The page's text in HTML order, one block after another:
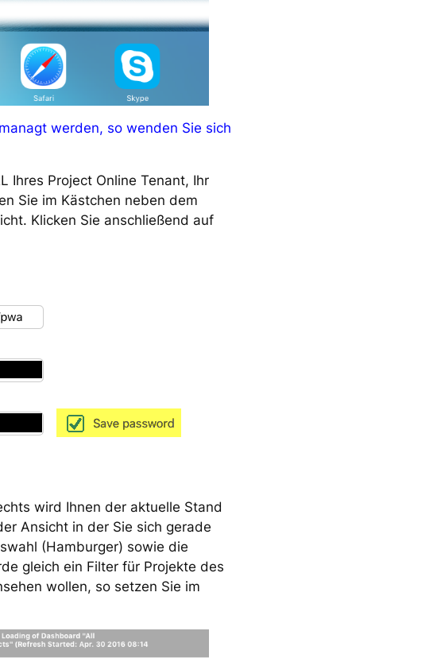
werden, so wenden Sie sich
Ihres Project Online Tenant, Ihr
Sie im Kästchen neben dem
Klicken Sie anschließend auf
wird Ihnen der aktuelle Stand
Ansicht in der Sie sich gerade
(Hamburger) sowie die
gleich ein Filter für Projekte des
wollen, so setzen Sie im